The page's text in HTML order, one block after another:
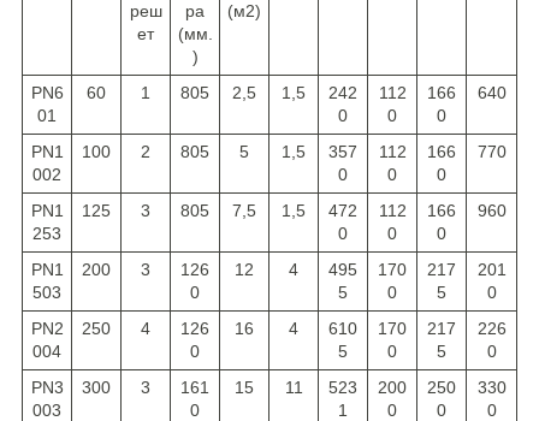
реш
ет
ра
(мм.
)
(м2)
PN6
01
60 1 805 2,5 1,5
242
0
112
0
166
0
640
PN1
002
100 2 805 5 1,5
357
0
112
0
166
0
770
PN1
253
125 3 805 7,5 1,5
472
0
112
0
166
0
960
PN1
503
200 3
126
0
12 4
495
5
170
0
217
5
201
0
PN2
004
250 4
126
0
16 4
610
5
170
0
217
5
226
0
PN3
003
300 3
161
0
15 11
523
1
200
0
250
0
330
0